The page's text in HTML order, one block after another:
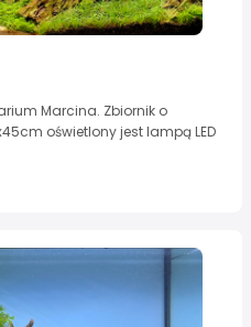
Marcina. Zbiornik o
oświetlony jest lampą LED